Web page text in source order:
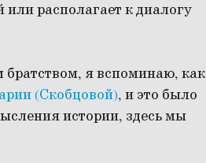
располагает к диалогу
я вспоминаю, как
(Скобцовой), и это было
истории, здесь мы